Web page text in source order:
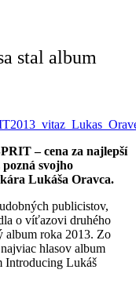
stal album
– cena za najlepší
svojho
Lukáša Oravca.
publicistov,
o víťazovi druhého
album roka 2013. Zo
hlasov album
Introducing Lukáš